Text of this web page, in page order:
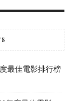
最佳電影排行榜